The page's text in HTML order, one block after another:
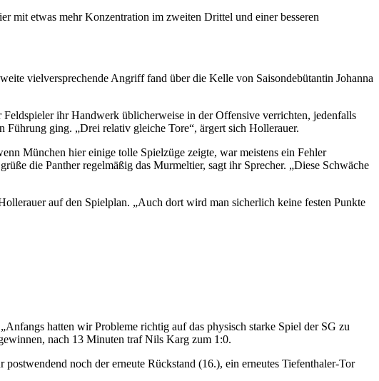
mit etwas mehr Konzentration im zweiten Drittel und einer besseren
vielversprechende Angriff fand über die Kelle von Saisondebütantin Johanna
Feldspieler ihr Handwerk üblicherweise in der Offensive verrichten, jedenfalls
ging. „Drei relativ gleiche Tore“, ärgert sich Hollerauer.
München hier einige tolle Spielzüge zeigte, war meistens ein Fehler
die Panther regelmäßig das Murmeltier, sagt ihr Sprecher. „Diese Schwäche
auf den Spielplan. „Auch dort wird man sicherlich keine festen Punkte
hatten wir Probleme richtig auf das physisch starke Spiel der SG zu
nach 13 Minuten traf Nils Karg zum 1:0.
noch der erneute Rückstand (16.), ein erneutes Tiefenthaler-Tor